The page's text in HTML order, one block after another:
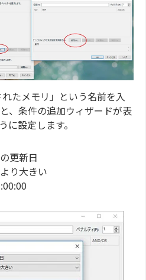
れたメモリ」という名前を入
、条件の追加ウィザードが表
に設定します。
更新日
り大きい